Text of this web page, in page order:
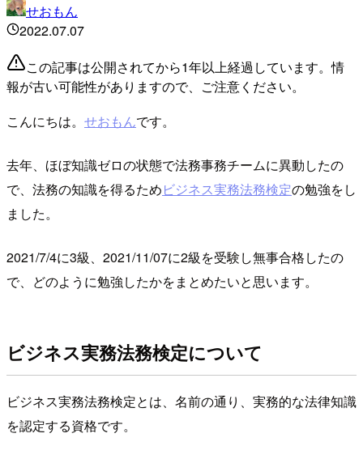
せおもん
2022.07.07
この記事は公開されてから1年以上経過しています。情
報が古い可能性がありますので、ご注意ください。
こんにちは。 せおもんです。
去年、ほぼ知識ゼロの状態で法務事務チームに異動したの
で、法務の知識を得るためビジネス実務法務検定の勉強をし
ました。
2021/7/4に3級、2021/11/07に2級を受験し無事合格したの
で、どのように勉強したかをまとめたいと思います。
ビジネス実務法務検定について
ビジネス実務法務検定とは、名前の通り、実務的な法律知識
を認定する資格です。